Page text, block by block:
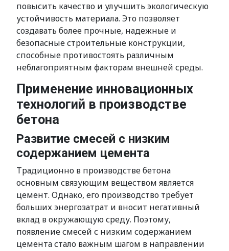
повысить качество и улучшить экологическую
устойчивость материала. Это позволяет
создавать более прочные, надежные и
безопасные строительные конструкции,
способные противостоять различным
неблагоприятным факторам внешней среды.
Применение инновационных
технологий в производстве
бетона
Развитие смесей с низким
содержанием цемента
Традиционно в производстве бетона
основным связующим веществом является
цемент. Однако, его производство требует
больших энергозатрат и вносит негативный
вклад в окружающую среду. Поэтому,
появление смесей с низким содержанием
цемента стало важным шагом в направлении